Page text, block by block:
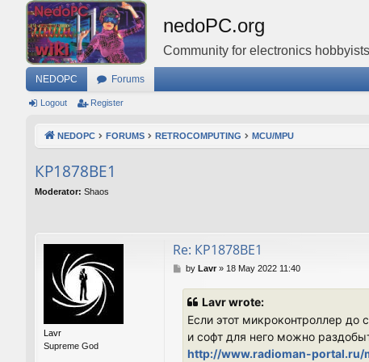
nedoPC.org
Community for electronics
NEDOPC Forums
Logout Register
NEDOPC FORUMS RETROCOMPUTING MCU/MPU
КР1878ВЕ1
Moderator: Shaos
Lavr
Supreme God
Re: КР1878ВЕ1
Pby Lavr» 18 May 2022 11:40
Lavr wrote:
Если этот микроконтроллер
и софт для него можно
http://www.radioman-portal.ru/